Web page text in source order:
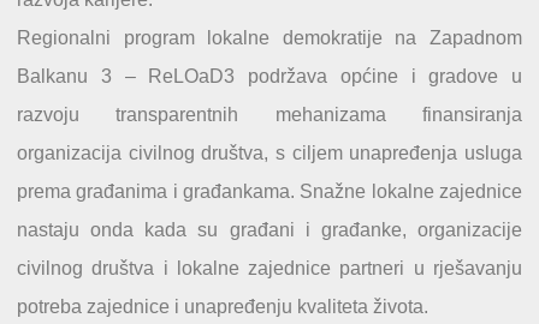
Regionalni program lokalne demokratije na Zapadnom
Balkanu 3 – ReLOaD3 podržava općine i gradove u
razvoju transparentnih mehanizama finansiranja
organizacija civilnog društva, s ciljem unapređenja usluga
prema građanima i građankama. Snažne lokalne zajednice
nastaju onda kada su građani i građanke, organizacije
civilnog društva i lokalne zajednice partneri u rješavanju
potreba zajednice i unapređenju kvaliteta života.